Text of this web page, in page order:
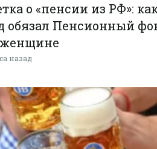
о «пенсии из РФ»:
обязал Пенсионный
женщине
назад